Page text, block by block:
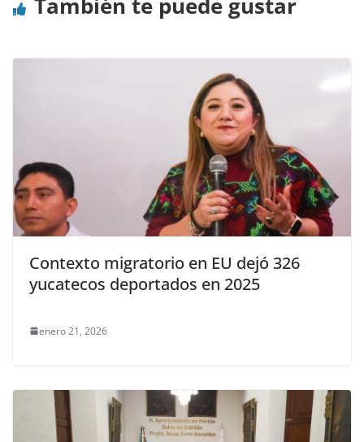
Contexto migratorio en EU dejó 326
yucatecos deportados en 2025
enero 21, 2026